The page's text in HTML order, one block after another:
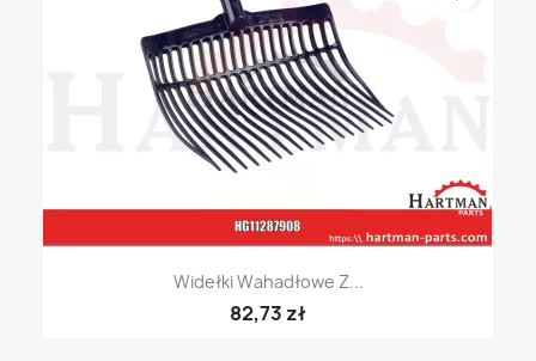
Widełki Wahadłowe Z...
82,73 zł